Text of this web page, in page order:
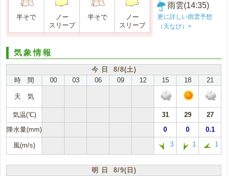
半そで
ノー
スリーブ
半そで
ノー
スリーブ
雨雲(14:35)
更に詳しい雨雲予想
（天なび）>
気象情報
今 日 8/8(土)
時 間
00 03 06 09 12 15 18 21
天 気
気温(℃) 31 29
27
降水量(mm)
0 0 0.1
風(m/s) 3 1 1
明 日 8/9(日)